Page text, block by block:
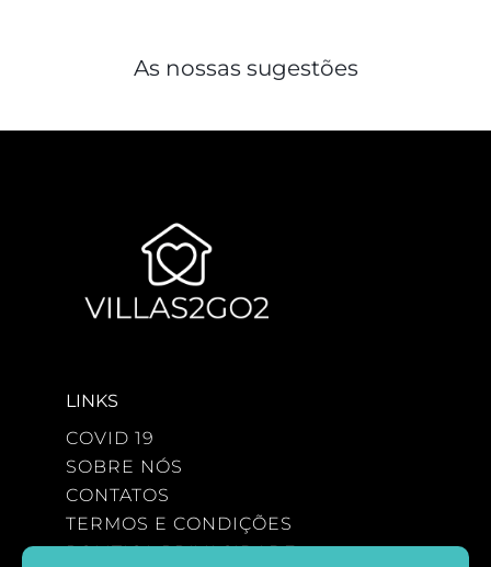
As nossas sugestões
LINKS
COVID 19
SOBRE NÓS
CONTATOS
TERMOS E CONDIÇÕES
POLITICA PRIVACIDADE